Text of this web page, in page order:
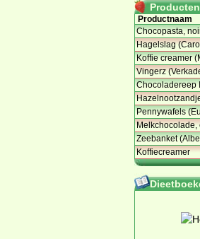
Productnaam
Chocopasta,
Hagelslag
Koffie creamer
Vingerz
Chocoladereep
Pennywafels
Melkchocolade,
Zeebanket
Koffiecreamer